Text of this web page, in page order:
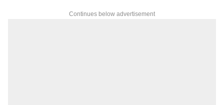
Continues below advertisement